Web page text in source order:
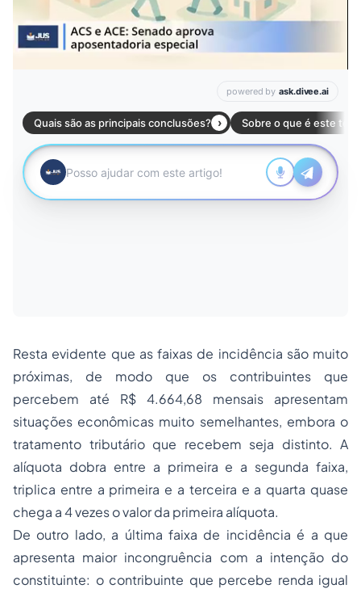
Resta evidente que as faixas de incidência são muito
próximas, de modo que os contribuintes que
percebem até R$ 4.664,68 mensais apresentam
situações econômicas muito semelhantes, embora o
tratamento tributário que recebem seja distinto. A
alíquota dobra entre a primeira e a segunda faixa,
triplica entre a primeira e a terceira e a quarta quase
chega a 4 vezes o valor da primeira alíquota.
De outro lado, a última faixa de incidência é a que
apresenta maior incongruência com a intenção do
constituinte: o contribuinte que percebe renda igual